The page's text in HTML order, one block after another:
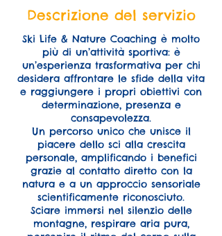
Descrizione del servizio
Ski Life & Nature Coaching è molto
più di un’attività sportiva: è
un’esperienza trasformativa per chi
desidera affrontare le sfide della vita
e raggiungere i propri obiettivi con
determinazione, presenza e
consapevolezza.
Un percorso unico che unisce il
piacere dello sci alla crescita
personale, amplificando i benefici
grazie al contatto diretto con la
natura e a un approccio sensoriale
scientificamente riconosciuto.
Sciare immersi nel silenzio delle
montagne, respirare aria pura,